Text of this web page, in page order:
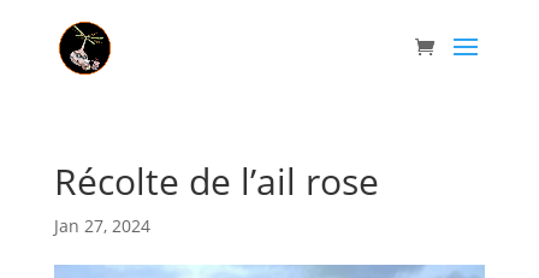
Récolte de l’ail rose
Jan 27, 2024